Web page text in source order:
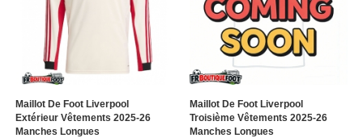
Maillot De Foot Liverpool
Extérieur Vêtements 2025-26
Manches Longues
Maillot De Foot Liverpool
Troisième Vêtements 2025-26
Manches Longues